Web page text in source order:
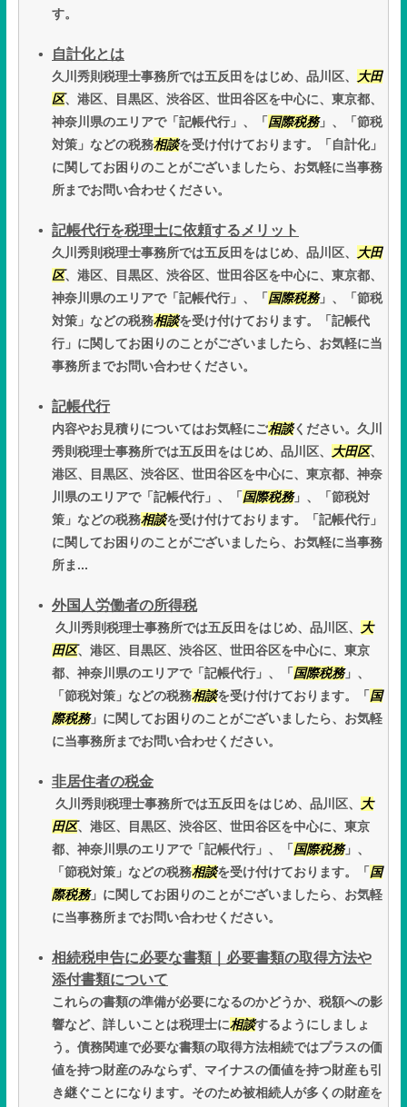
す。
自計化とは
久川秀則税理士事務所では五反田をはじめ、品川区、 大田
区、港区、目黒区、渋谷区、世田谷区を中心に、東京都、
神奈川県のエリアで「記帳代行」、「 国際税務」、「節税
対策」などの税務相談を受け付けております。「自計化」
に関してお困りのことがございましたら、お気軽に当事務
所までお問い合わせください。
記帳代行を税理士に依頼するメリット
久川秀則税理士事務所では五反田をはじめ、品川区、 大田
区、港区、目黒区、渋谷区、世田谷区を中心に、東京都、
神奈川県のエリアで「記帳代行」、「 国際税務」、「節税
対策」などの税務相談を受け付けております。「記帳代
行」に関してお困りのことがございましたら、お気軽に当
事務所までお問い合わせください。
記帳代行
内容やお見積りについてはお気軽にご相談ください。久川
秀則税理士事務所では五反田をはじめ、品川区、 大田区、
港区、目黒区、渋谷区、世田谷区を中心に、東京都、神奈
川県のエリアで「記帳代行」、「 国際税務」、「節税対
策」などの税務相談を受け付けております。「記帳代行」
に関してお困りのことがございましたら、お気軽に当事務
所ま...
外国人労働者の所得税
久川秀則税理士事務所では五反田をはじめ、品川区、 大
田区、港区、目黒区、渋谷区、世田谷区を中心に、東京
都、神奈川県のエリアで「記帳代行」、「 国際税務」、
「節税対策」などの税務相談を受け付けております。「 国
際税務」に関してお困りのことがございましたら、お気軽
に当事務所までお問い合わせください。
非居住者の税金
久川秀則税理士事務所では五反田をはじめ、品川区、 大
田区、港区、目黒区、渋谷区、世田谷区を中心に、東京
都、神奈川県のエリアで「記帳代行」、「 国際税務」、
「節税対策」などの税務相談を受け付けております。「 国
際税務」に関してお困りのことがございましたら、お気軽
に当事務所までお問い合わせください。
相続税申告に必要な書類｜必要書類の取得方法や
添付書類について
これらの書類の準備が必要になるのかどうか、税額への影
響など、詳しいことは税理士に相談するようにしましょ
う。債務関連で必要な書類の取得方法相続ではプラスの価
値を持つ財産のみならず、マイナスの価値を持つ財産も引
き継ぐことになります。そのため被相続人が多くの財産を